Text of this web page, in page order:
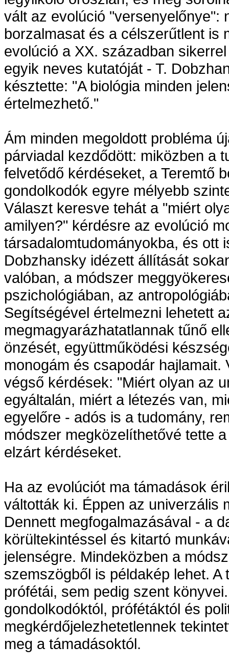
vált az evolúció "versenyelőnye":
borzalmasat és a célszerűtlent is
evolúció a XX. században
egyik neves kutatóját - T.
késztette: "A biológia minden
értelmezhető."
Ám minden megoldott probléma
párviadal kezdődött: miközben a
felvetődő kérdéseket, a Teremtő
gondolkodók egyre mélyebb
Választ keresve tehát a "miért
amilyen?" kérdésre az evolúció
társadalomtudományokba, és ott
Dobzhansky idézett állítását
valóban, a módszer
pszichológiában, az
Segítségével értelmezni lehetett
megmagyarázhatatlannak tűnő
önzését, együttműködési
monogám és csapodár
végső kérdések: "Miért olyan az
egyáltalán, miért a létezés van,
egyelőre - adós is a tudomány,
módszer megközelíthetővé tette
elzárt kérdéseket.
Ha az evolúciót ma támadások
váltották ki. Éppen az univerzális
Dennett megfogalmazásával - a
körültekintéssel és kitartó
jelenségre. Mindeközben a
szemszögből is példakép lehet.
prófétái, sem pedig szent
gondolkodóktól, prófétáktól és
megkérdőjelezhetetlennek
meg a támadásoktól.